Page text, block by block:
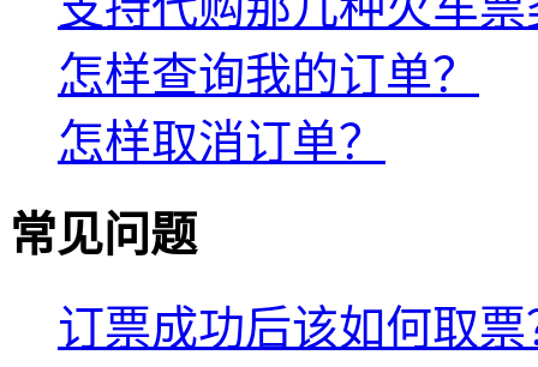
怎样查询我的订单？
怎样取消订单？
常见问题
订票成功后该如何取票